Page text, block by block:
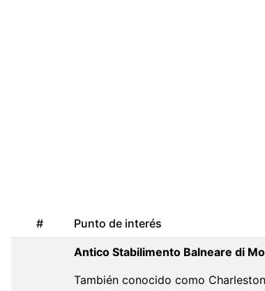
# Punto de interés
Antico Stabilimento Balneare di
También conocido como